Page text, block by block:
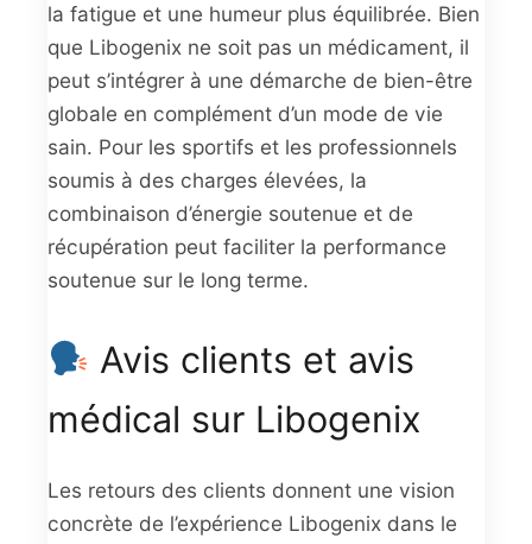
la fatigue et une humeur plus équilibrée. Bien
que Libogenix ne soit pas un médicament, il
peut s’intégrer à une démarche de bien-être
globale en complément d’un mode de vie
sain. Pour les sportifs et les professionnels
soumis à des charges élevées, la
combinaison d’énergie soutenue et de
récupération peut faciliter la performance
soutenue sur le long terme.
Avis clients et avis
médical sur Libogenix
Les retours des clients donnent une vision
concrète de l’expérience Libogenix dans le